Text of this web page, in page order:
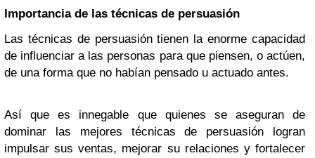
Importancia de las técnicas de persuasión
Las técnicas de persuasión tienen la enorme capacidad
de influenciar a las personas para que piensen, o actúen,
de una forma que no habían pensado u actuado antes.
Así que es innegable que quienes se aseguran de
dominar las mejores técnicas de persuasión logran
impulsar sus ventas, mejorar su relaciones y fortalecer